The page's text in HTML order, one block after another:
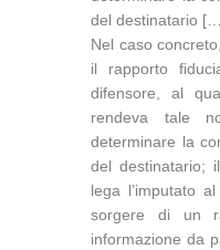
del destinatario
Nel caso
il rapporto
difensore, al
rendeva tale
determinare la
del destinatario;
lega l’imputato
sorgere di un
informazione da